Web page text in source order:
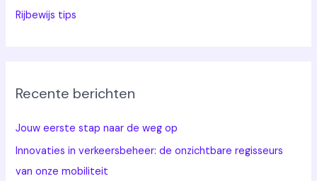
Rijbewijs tips
Recente berichten
Jouw eerste stap naar de weg op
Innovaties in verkeersbeheer: de onzichtbare regisseurs
van onze mobiliteit